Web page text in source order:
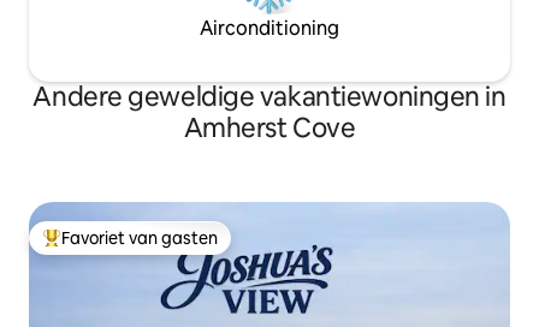
Airconditioning
Andere geweldige vakantiewoningen in
Amherst Cove
Topfavoriet van gasten
Favoriet van gasten